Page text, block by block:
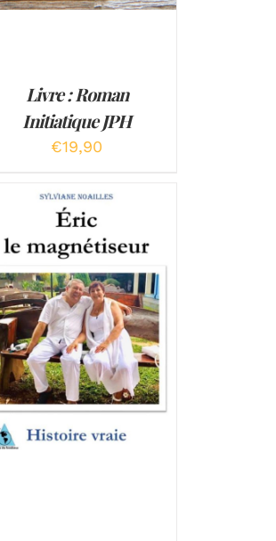
Livre : Roman
Initiatique JPH
€19,90
AJOUTER AU PANIER
/
DÉTAILS